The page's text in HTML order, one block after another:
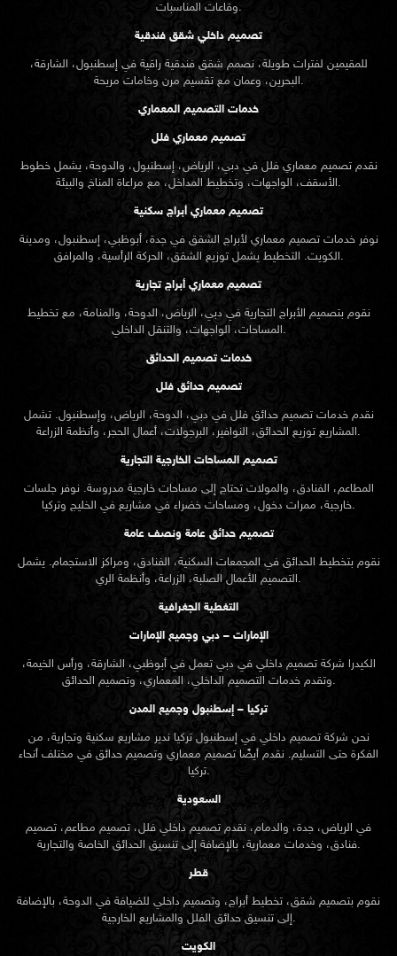
وقاعات المناسبات.
تصميم داخلي شقق فندقية
للمقيمين لفترات طويلة، نصمم شقق فندقية راقية في إسطنبول، الشارقة،
البحرين، وعمان مع تقسيم مرن وخامات مريحة.
خدمات التصميم المعماري
تصميم معماري فلل
نقدمتصميم معماري فلل في دبي، الرياض، إسطنبول، والدوحة، يشمل خطوط
الأسقف، الواجهات، وتخطيط المداخل، مع مراعاة المناخ والبيئة.
تصميم معماري أبراج سكنية
نوفر خدمات تصميم معماري لأبراج الشقق في جدة، أبوظبي، إسطنبول، ومدينة
الكويت. التخطيط يشمل توزيع الشقق، الحركة الرأسية، والمرافق.
تصميم معماري أبراج تجارية
نقوم بتصميم الأبراج التجارية في دبي، الرياض، الدوحة، والمنامة، مع تخطيط
المساحات، الواجهات، والتنقل الداخلي.
خدمات تصميم الحدائق
تصميم حدائق فلل
نقدم خدماتتصميم حدائق فلل في دبي، الدوحة، الرياض، وإسطنبول. تشمل
المشاريع توزيع الحدائق، النوافير، البرجولات، أعمال الحجر، وأنظمة الزراعة.
تصميم المساحات الخارجية التجارية
المطاعم، الفنادق، والمولات تحتاج إلى مساحات خارجية مدروسة. نوفر جلسات
خارجية، ممرات دخول، ومساحات خضراء في مشاريع في الخليج وتركيا.
تصميم حدائق عامة ونصف عامة
نقوم بتخطيط الحدائق في المجمعات السكنية، الفنادق، ومراكز الاستجمام. يشمل
التصميم الأعمال الصلبة، الزراعة، وأنظمة الري.
التغطية الجغرافية
الإمارات – دبي وجميع الإمارات
الكيدرا شركة تصميم داخلي في دبي تعمل في أبوظبي، الشارقة، ورأس الخيمة،
وتقدم خدمات التصميم الداخلي، المعماري، وتصميم الحدائق.
تركيا – إسطنبول وجميع المدن
نحن شركة تصميم داخلي في إسطنبول تركيا ندير مشاريع سكنية وتجارية، من
الفكرة حتى التسليم. نقدم أيضًا تصميم معماري وتصميم حدائق في مختلف أنحاء
تركيا.
السعودية
في الرياض، جدة، والدمام، نقدم تصميم داخلي فلل، تصميم مطاعم، تصميم
فنادق، وخدمات معمارية، بالإضافة إلى تنسيق الحدائق الخاصة والتجارية.
قطر
نقوم بتصميم شقق، تخطيط أبراج، وتصميم داخلي للضيافة في الدوحة، بالإضافة
إلى تنسيق حدائق الفلل والمشاريع الخارجية.
الكويت